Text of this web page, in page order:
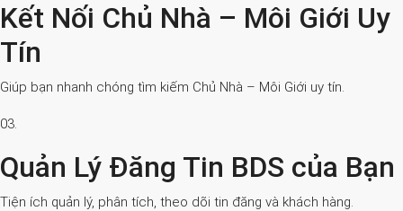
Kết Nối Chủ Nhà – Môi Giới Uy
Tín
Giúp bạn nhanh chóng tìm kiếm Chủ Nhà – Môi Giới uy tín.
03.
Quản Lý Đăng Tin BDS của Bạn
Tiện ích quản lý, phân tích, theo dõi tin đăng và khách hàng.